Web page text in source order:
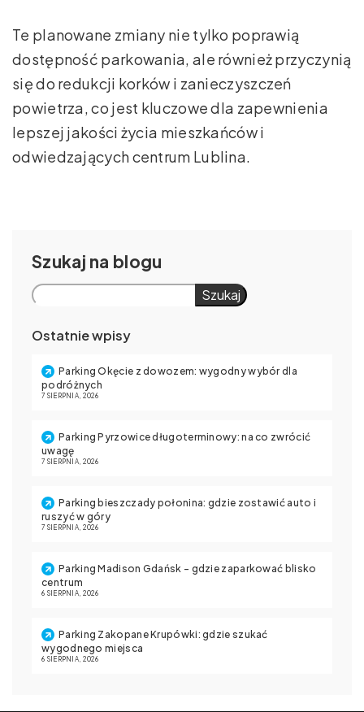
Te planowane zmiany nie tylko poprawią
dostępność parkowania, ale również przyczynią
się do redukcji korków i zanieczyszczeń
powietrza, co jest kluczowe dla zapewnienia
lepszej jakości życia mieszkańców i
odwiedzających centrum Lublina.
Szukaj
Szukaj
Ostatnie wpisy
Parking Okęcie z dowozem: wygodny wybór dla
podróżnych
7 SIERPNIA, 2026
Parking Pyrzowice długoterminowy: na co zwrócić
uwagę
7 SIERPNIA, 2026
Parking bieszczady połonina: gdzie zostawić auto i
ruszyć w góry
7 SIERPNIA, 2026
Parking Madison Gdańsk – gdzie zaparkować blisko
centrum
6 SIERPNIA, 2026
Parking Zakopane Krupówki: gdzie szukać
wygodnego miejsca
6 SIERPNIA, 2026